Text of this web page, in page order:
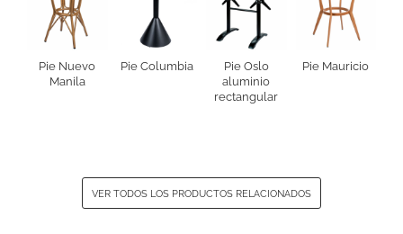
Pie Nuevo
Manila
Pie Columbia
Pie Oslo
aluminio
rectangular
Pie Mauricio
VER TODOS LOS PRODUCTOS RELACIONADOS